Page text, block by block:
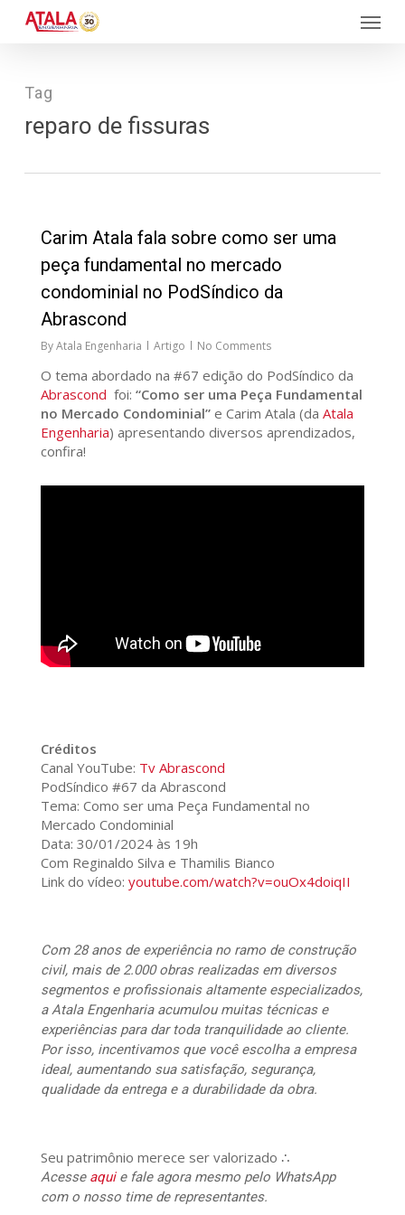
Menu
Tag
reparo de fissuras
Carim Atala fala sobre como ser uma
peça fundamental no mercado
condominial no PodSíndico da
Abrascond
ByAtala Engenharia Artigo No Comments
O tema abordado na #67 edição do PodSíndico da
Abrascond foi: “Como ser uma Peça Fundamental
no Mercado Condominial”e Carim Atala (da Atala
Engenharia) apresentando diversos aprendizados,
confira!
Créditos
Canal YouTube: Tv Abrascond
PodSíndico #67 da Abrascond
Tema: Como ser uma Peça Fundamental no
Mercado Condominial
Data: 30/01/2024 às 19h
Com Reginaldo Silva e Thamilis Bianco
Link do vídeo: youtube.com/watch?v=ouOx4doiqII
Com 28 anos de experiência no ramo de construção
civil, mais de 2.000 obras realizadas em diversos
segmentos e profissionais altamente especializados,
a Atala Engenharia acumulou muitas técnicas e
experiências para dar toda tranquilidade ao cliente.
Por isso, incentivamos que você escolha a empresa
ideal, aumentando sua satisfação, segurança,
qualidade da entrega e a durabilidade da obra.
Seu patrimônio merece ser valorizado ∴
Acesse aquie fale agora mesmo pelo WhatsApp
com o nosso time de representantes.